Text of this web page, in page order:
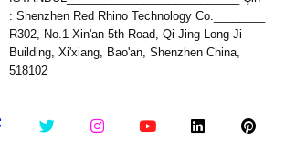
: Shenzhen Red Rhino Technology Co.________
R302, No.1 Xin'an 5th Road, Qi Jing Long Ji
Building, Xi'xiang, Bao'an, Shenzhen China,
518102